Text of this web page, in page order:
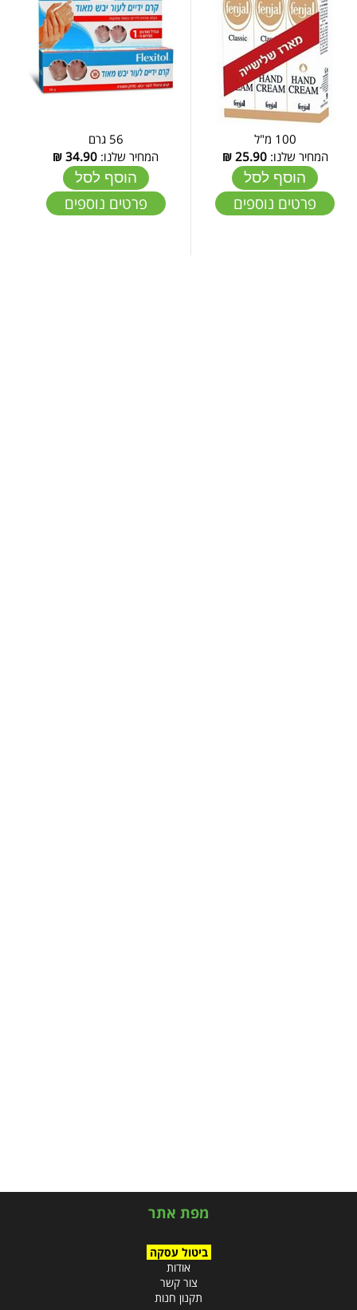
100 מ"ל
המחיר שלנו:25.90
₪
הוסף לסל
פרטים נוספים
56 גרם
המחיר שלנו: 34.90
₪
הוסף לסל
פרטים נוספים
מפת אתר
ביטול עסקה
אודות
צור קשר
תקנון חנות